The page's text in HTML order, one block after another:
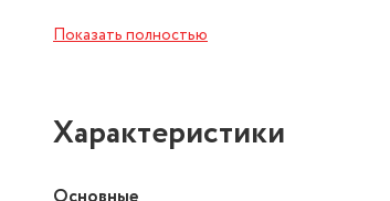
Гарантийный срок: 12 месяцев.
Возможно стационарное использование.
Показать полностью
Характеристики